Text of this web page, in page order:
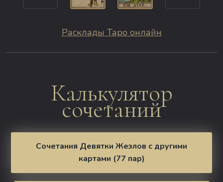
Расклады Таро онлайн
Калькулятор
сочетаний
Сочетания Девятки Жезлов с другими
картами (77 пар)